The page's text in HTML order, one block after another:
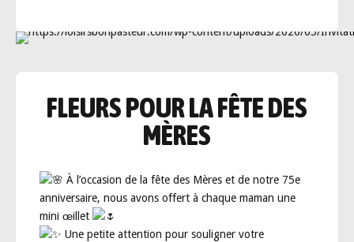
FLEURS POUR LA FÊTE DES
MÈRES
À l’occasion de la fête des Mères et de notre 75e
anniversaire, nous avons offert à chaque maman une
mini œillet
Une petite attention pour souligner votre